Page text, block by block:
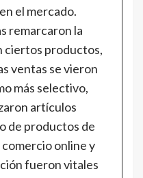
el mercado.
remarcaron la
ciertos productos,
ventas se vieron
más selectivo,
artículos
de productos de
online y
fueron vitales